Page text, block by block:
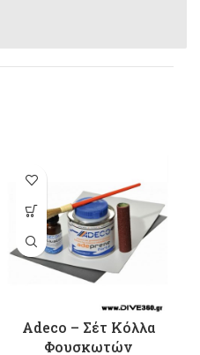
Adeco – Σέτ Κόλλα
Φουσκωτών